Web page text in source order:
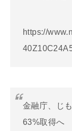
https://
金融庁、じ
63%取得へ